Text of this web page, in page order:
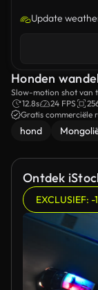
Update
Honden
Slow-motion shot van
12.8s
24 FPS
Gratis commerciële
hond
Ontdek
EXCLUSIEF: -